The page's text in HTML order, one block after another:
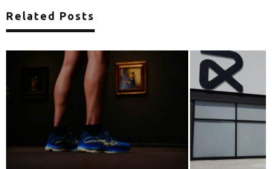
Related Posts